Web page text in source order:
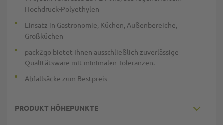
Hochdruck-Polyethylen
Einsatz in Gastronomie, Küchen, Außenbereiche,
Großküchen
pack2go bietet Ihnen ausschließlich zuverlässige
Qualitätsware mit minimalen Toleranzen.
Abfallsäcke zum Bestpreis
PRODUKT HÖHEPUNKTE